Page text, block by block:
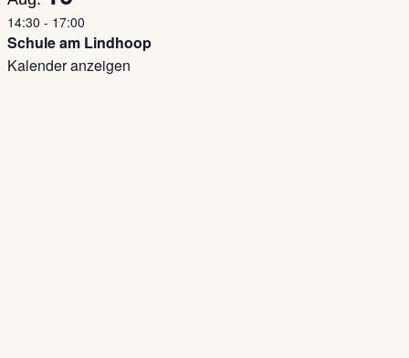
14:30 - 17:00
Schule am Lindhoop
Kalender anzeigen